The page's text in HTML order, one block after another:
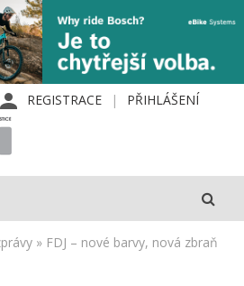
REGISTRACE PŘIHLÁŠENÍ
» FDJ – nové barvy, nová zbraň